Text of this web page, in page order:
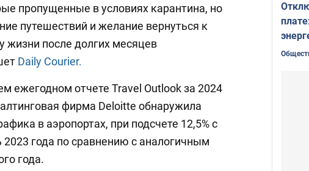
пропущенные в условиях карантина, но
путешествий и желание вернуться к
жизни после долгих месяцев
Daily Courier.
ежегодном отчете Travel Outlook за 2024
фирма Deloitte обнаружила
в аэропортах, при подсчете 12,5% с
2023 года по сравнению с аналогичным
года.